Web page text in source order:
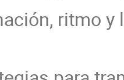
ritmo